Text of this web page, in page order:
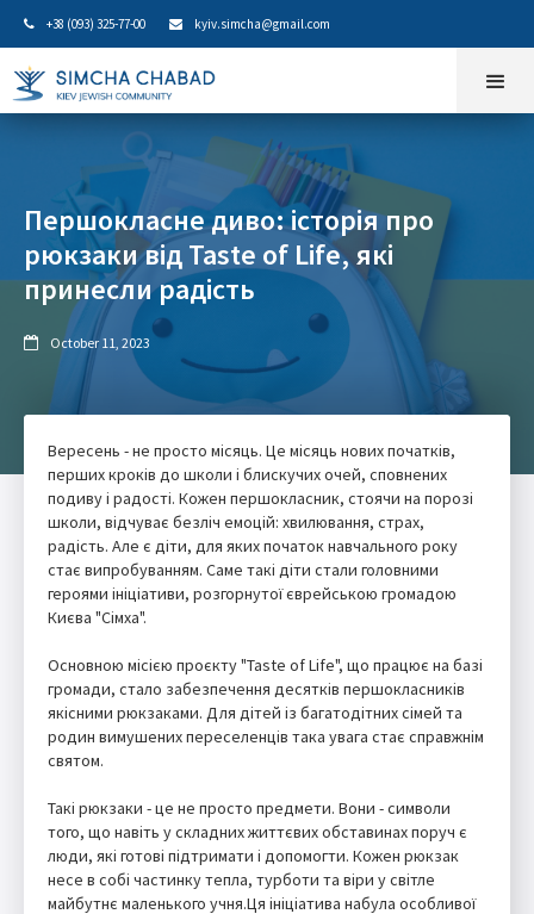
 +38 (093) 325-77-00  kyiv.simcha@gmail.com
Першокласне диво: історія про
рюкзаки від Taste of Life, які
принесли радість
 October 11, 2023
Вересень - не просто місяць. Це місяць нових початків,
перших кроків до школи і блискучих очей, сповнених
подиву і радості. Кожен першокласник, стоячи на порозі
школи, відчуває безліч емоцій: хвилювання, страх,
радість. Але є діти, для яких початок навчального року
стає випробуванням. Саме такі діти стали головними
героями ініціативи, розгорнутої єврейською громадою
Києва "Сімха".
Основною місією проєкту "Taste of Life", що працює на базі
громади, стало забезпечення десятків першокласників
якісними рюкзаками. Для дітей із багатодітних сімей та
родин вимушених переселенців така увага стає справжнім
святом.
Такі рюкзаки - це не просто предмети. Вони - символи
того, що навіть у складних життєвих обставинах поруч є
люди, які готові підтримати і допомогти. Кожен рюкзак
несе в собі частинку тепла, турботи та віри у світле
майбутнє маленького учня.Ця ініціатива набула особливої